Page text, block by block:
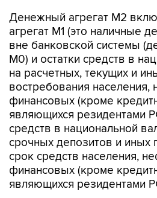
вне банковской системы
М0) и остатки средств в
на расчетных, текущих и
востребования
финансовых (кроме
являющихся резидентами
средств в национальной
срочных депозитов и иных
срок средств населения,
финансовых (кроме
являющихся резидентами
Широкая денежная масса